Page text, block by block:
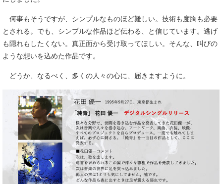
何事もそうですが、シンプルなものほど難しい。技術も度胸も必要
とされる。でも、シンプルな作品ほど伝わる、と信じています。逃げ
も隠れもしたくない。真正面から受け取ってほしい。そんな、叫びの
ような想いを込めた作品です。
どうか、なるべく、多くの人々の心に、届きますように。